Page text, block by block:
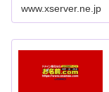
www.xserver.ne.jp